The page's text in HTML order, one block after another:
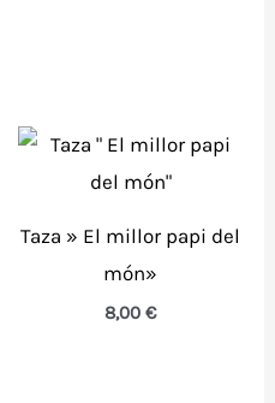
Taza » El millor papi del
món»
8,00€